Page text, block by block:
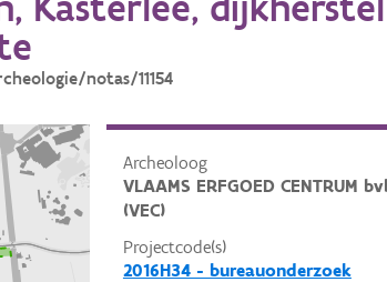
notas/11154
Archeoloog
VLAAMS ERFGOED CENTRUM
(VEC)
Projectcode(s)
2016H34 - bureauonderzoek